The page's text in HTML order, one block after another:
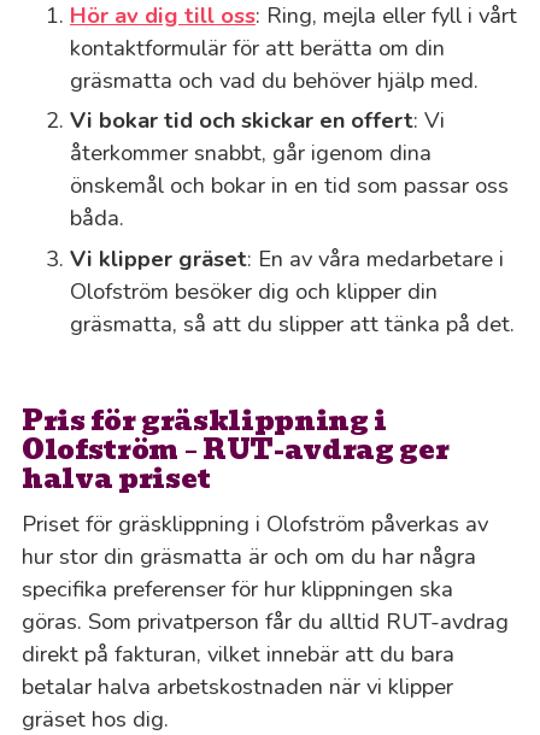
Hör av dig till oss: Ring, mejla eller fyll i vårt
kontaktformulär för att berätta om din
gräsmatta och vad du behöver hjälp med.
Vi bokar tid och skickar en offert: Vi
återkommer snabbt, går igenom dina
önskemål och bokar in en tid som passar oss
båda.
Vi klipper gräset: En av våra medarbetare i
Olofström besöker dig och klipper din
gräsmatta, så att du slipper att tänka på det.
Pris för gräsklippning i
Olofström – RUT-avdrag ger
halva priset
Priset för gräsklippning i Olofström påverkas av
hur stor din gräsmatta är och om du har några
specifika preferenser för hur klippningen ska
göras. Som privatperson får du alltid RUT-avdrag
direkt på fakturan, vilket innebär att du bara
betalar halva arbetskostnaden när vi klipper
gräset hos dig.